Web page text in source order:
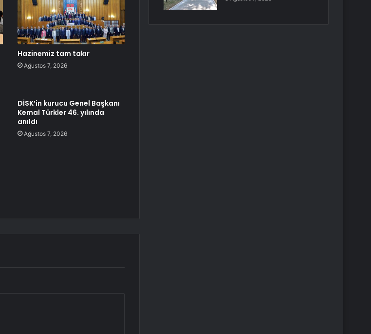
Hazinemiz tam takır
Ağustos 7, 2026
DİSK’in kurucu Genel Başkanı
Kemal Türkler 46. yılında
anıldı
Ağustos 7, 2026